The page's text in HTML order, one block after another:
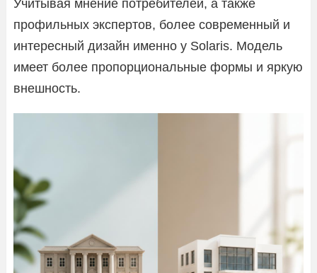
Учитывая мнение потребителей, а также
профильных экспертов, более современный и
интересный дизайн именно у Solaris. Модель
имеет более пропорциональные формы и яркую
внешность.